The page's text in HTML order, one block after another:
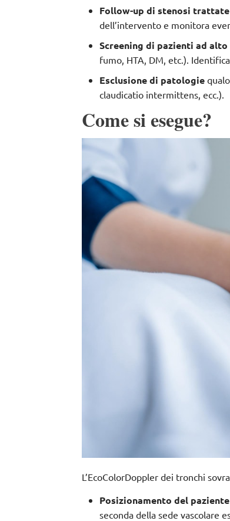
Follow-up di stenosi
dell’intervento e monitora
Screening di pazienti ad
fumo, HTA, DM, etc.).
Esclusione di patologie
claudicatio intermittens, ecc.).
Come si esegue?
L’EcoColorDoppler dei tronchi
Posizionamento del paziente
seconda della sede vascolare